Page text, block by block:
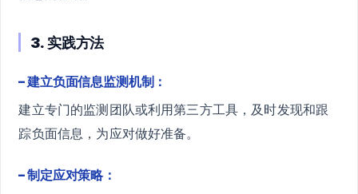
3. 实践方法
– 建立负面信息监测机制：
建立专门的监测团队或利用第三方工具，及时发现和跟
踪负面信息，为应对做好准备。
– 制定应对策略：